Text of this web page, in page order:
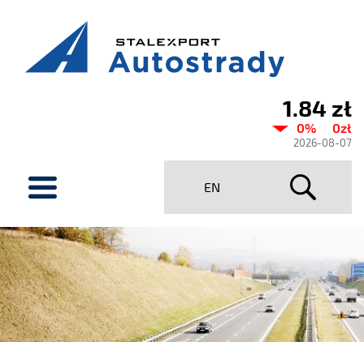
Stalexport
Autostrady
SA
1.84 zł
0% 0zł
2026-08-07
EN